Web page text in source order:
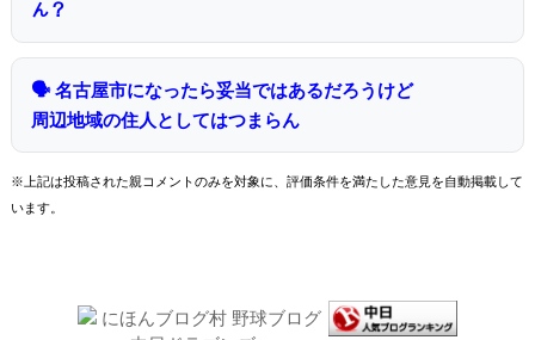
ん？
🗣 名古屋市になったら妥当ではあるだろうけど
周辺地域の住人としてはつまらん
※上記は投稿された親コメントのみを対象に、評価条件を満たした意見を自動掲載して
います。